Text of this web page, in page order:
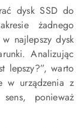
dysk SSD do
żadnego
najlepszy dysk
Analizując
lepszy?”, warto
w urządzenia z
ponieważ